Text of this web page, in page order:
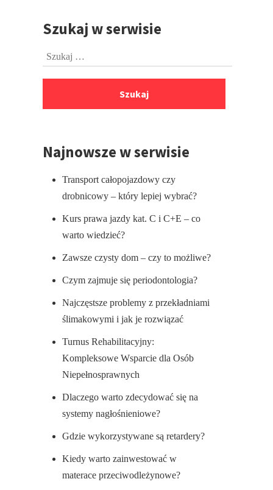
PrzejdźSzukaj w serwisie
Szukaj:
Najnowsze w serwisie
Transport całopojazdowy czy
drobnicowy – który lepiej wybrać?
Kurs prawa jazdy kat. C i C+E – co
warto wiedzieć?
Zawsze czysty dom – czy to możliwe?
Czym zajmuje się periodontologia?
Najczęstsze problemy z przekładniami
ślimakowymi i jak je rozwiązać
Turnus Rehabilitacyjny:
Kompleksowe Wsparcie dla Osób
Niepełnosprawnych
Dlaczego warto zdecydować się na
systemy nagłośnieniowe?
Gdzie wykorzystywane są retardery?
Kiedy warto zainwestować w
materace przeciwodleżynowe?